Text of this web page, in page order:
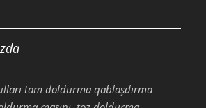
tam doldurma qablaşdırma